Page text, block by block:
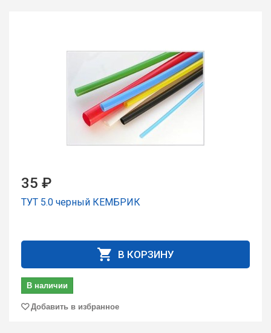
35 ₽
ТУТ 5.0 чеpный КЕМБРИК
В КОРЗИНУ
В наличии
Добавить в избранное